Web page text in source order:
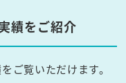
績をご紹介
ご覧いただけます。